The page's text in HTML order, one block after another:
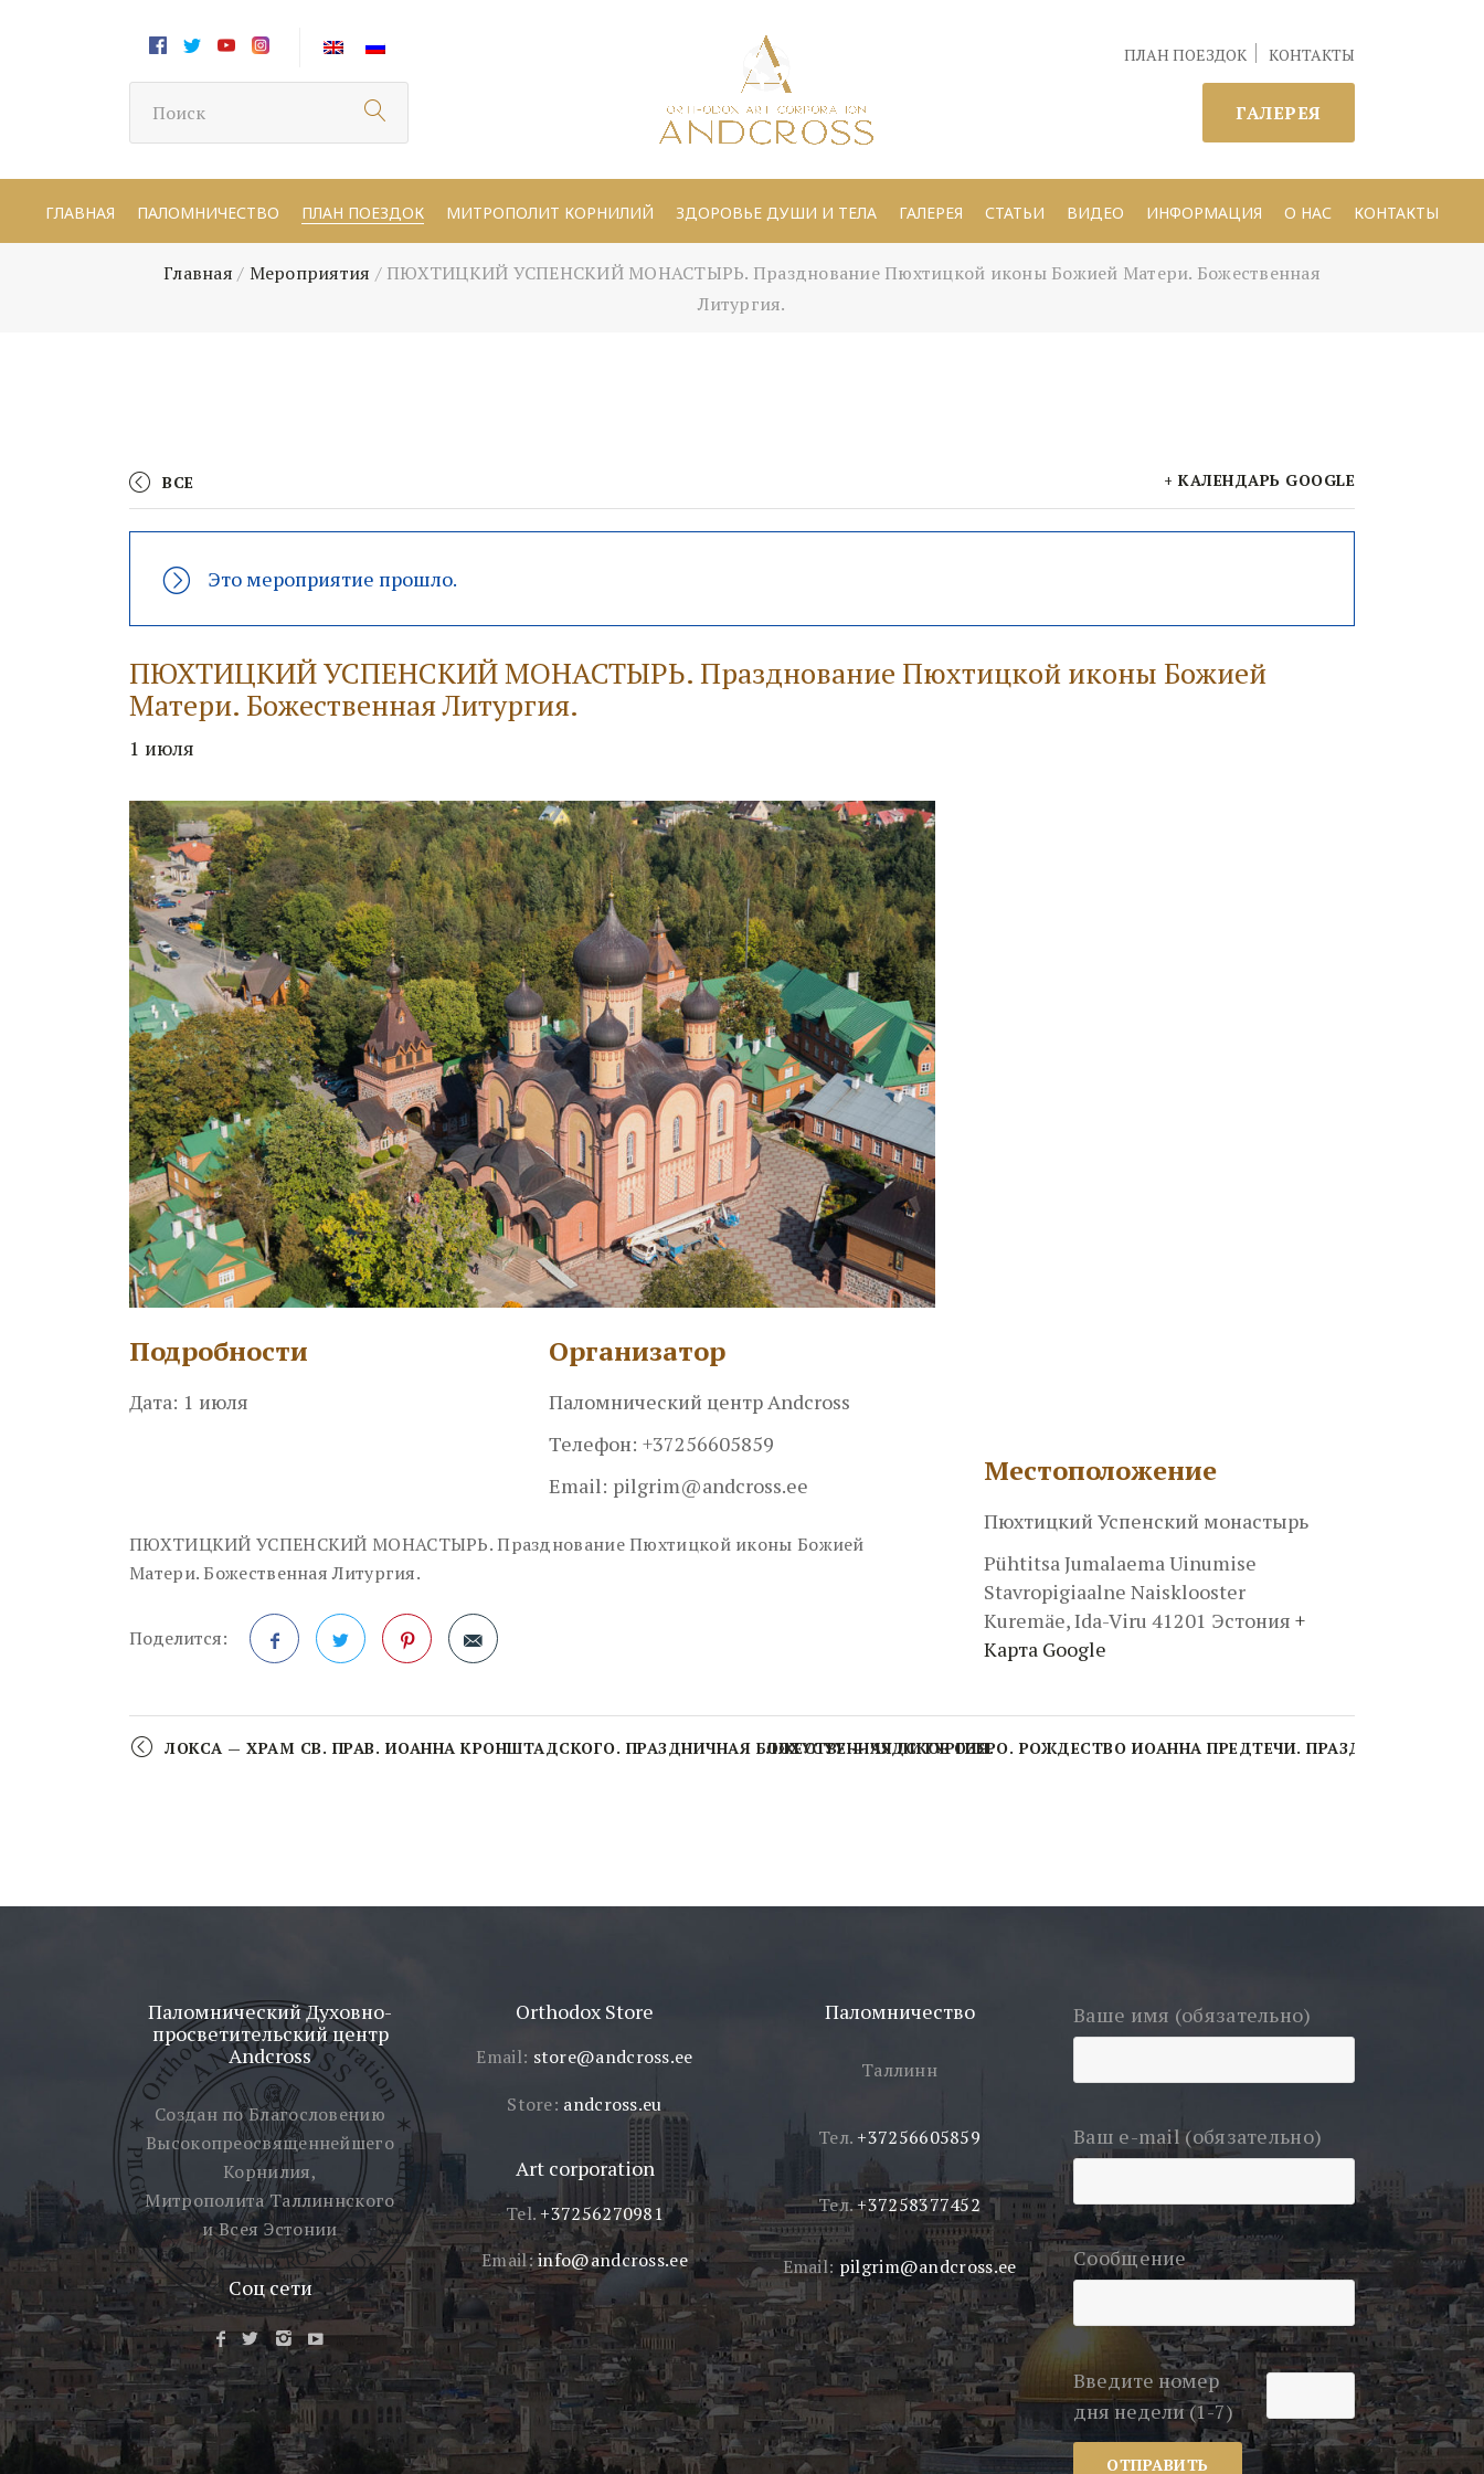
ПЛАН ПОЕЗДОК КОНТАКТЫ
ГАЛЕРЕЯ
ГЛАВНАЯ ПАЛОМНИЧЕСТВО ПЛАН ПОЕЗДОК МИТРОПОЛИТ КОРНИЛИЙ ЗДОРОВЬЕ ДУШИ И ТЕЛА ГАЛЕРЕЯ СТАТЬИ ВИДЕО ИНФОРМАЦИЯ О НАС КОНТАКТЫ
Главная / Мероприятия / ПЮХТИЦКИЙ УСПЕНСКИЙ МОНАСТЫРЬ. Празднование Пюхтицкой иконы Божией Матери. Божественная
Литургия.
ВСЕ + КАЛЕНДАРЬ GOOGLE
Это мероприятие прошло.
ПЮХТИЦКИЙ УСПЕНСКИЙ МОНАСТЫРЬ. Празднование Пюхтицкой иконы Божией
Матери. Божественная Литургия.
1 июля
Подробности
Дата: 1 июля
Организатор
Паломнический центр Andcross
Телефон: +37256605859
Email: pilgrim@andcross.ee
ПЮХТИЦКИЙ УСПЕНСКИЙ МОНАСТЫРЬ. Празднование Пюхтицкой иконы Божией
Матери. Божественная Литургия.
Поделится:
Местоположение
Пюхтицкий Успенский монастырь
Pühtitsa Jumalaema Uinumise
Stavropigiaalne Naisklooster
Kuremäe,Ida-Viru 41201 Эстония +
Карта Google
Мероприятие
Navigation
ЛОКСА — ХРАМ СВ. ПРАВ. ИОАННА КРОНШТАДСКОГО. ПРАЗДНИЧНАЯ БОЖЕСТВЕННАЯ ЛИТУРГИЯ.ЛОХУСУУ — ЧУДСКОЕ ОЗЕРО. РОЖДЕСТВО ИОАННА ПРЕДТЕЧИ. ПРАЗДНИЧНАЯ
Паломнический Духовно-
просветительский центр
Andcross
Создан по Благословению
Высокопреосвященнейшего
Корнилия,
Митрополита Таллиннского
и Всея Эстонии
Соц сети
Orthodox Store
Email: store@andcross.ee
Store: andcross.eu
Art corporation
Tel.+37256270981
Email:info@andcross.ee
Паломничество
Таллинн
Тел. +37256605859
Тел.+37258377452
Email: pilgrim@andcross.ee
Ваше имя (обязательно)
Ваш e-mail (обязательно)
Сообщение
Введите номер
дня недели (1-7)